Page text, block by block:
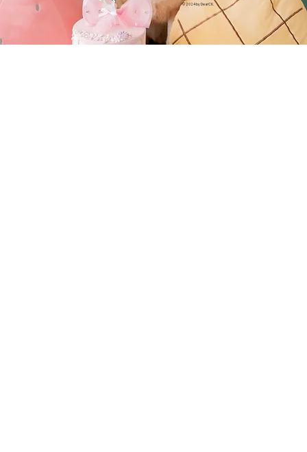
© 2024 by DearCK.